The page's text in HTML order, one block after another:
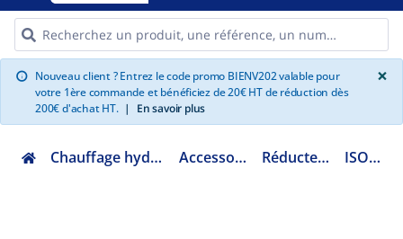
info Nouveau client ? Entrez le code promo BIENV202 valable pour
votre 1ère commande et bénéficiez de 20€ HT de réduction dès
200€ d'achat HT. | En savoir plus
×
Chauffage hydraulique et plomberie Accessoires chaufferie Réducteur de pression ISO26FCCMG